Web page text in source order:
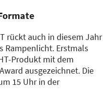
rückt auch in diesem Jahr
Rampenlicht. Erstmals
Produkt mit dem
ausgezeichnet. Die
15 Uhr in der